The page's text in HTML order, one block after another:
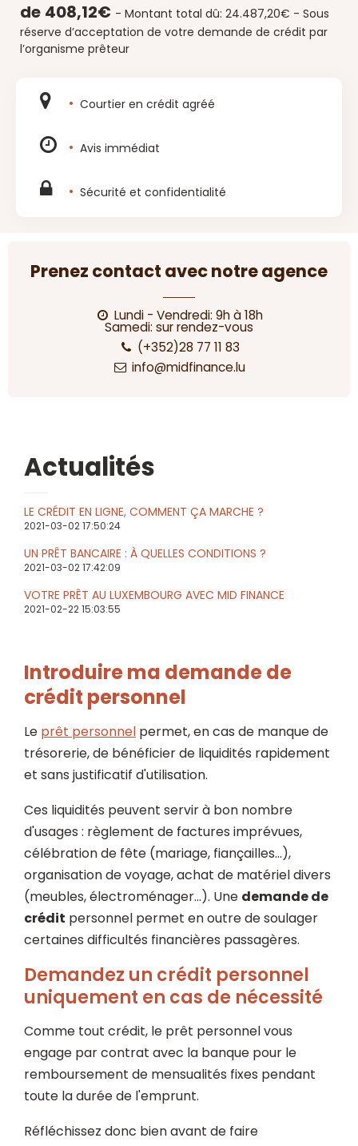
de 408,12€ - Montant total dû: 24.487,20€ - Sous
réserve d’acceptation de votre demande de crédit par
l’organisme prêteur
Courtier en crédit agréé
Avis immédiat
Sécurité et confidentialité
Prenez contact avec notre agence
Lundi - Vendredi: 9h à 18h
Samedi: sur rendez-vous
(+352)28 77 11 83
info@midfinance.lu
Actualités
LE CRÉDIT EN LIGNE, COMMENT ÇA MARCHE ?
2021-03-02 17:50:24
UN PRÊT BANCAIRE : À QUELLES CONDITIONS ?
2021-03-02 17:42:09
VOTRE PRÊT AU LUXEMBOURG AVEC MID FINANCE
2021-02-22 15:03:55
Introduire ma demande de
crédit personnel
Le prêt personnel permet, en cas de manque de
trésorerie, de bénéficier de liquidités rapidement
et sans justificatif d'utilisation.
Ces liquidités peuvent servir à bon nombre
d'usages : règlement de factures imprévues,
célébration de fête (mariage, fiançailles...),
organisation de voyage, achat de matériel divers
(meubles, électroménager...). Une demande de
crédit personnel permet en outre de soulager
certaines difficultés financières passagères.
Demandez un crédit personnel
uniquement en cas de nécessité
Comme tout crédit, le prêt personnel vous
engage par contrat avec la banque pour le
remboursement de mensualités fixes pendant
toute la durée de l'emprunt.
Réfléchissez donc bien avant de faire